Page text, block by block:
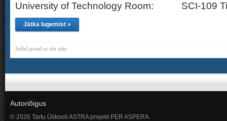
University of Technology Room: SCI-109
Jätka lugemist »
Sellel postil ei ole silte
Autoriõigus
© 2026 Tartu Ülikooli ASTRA projekt PER ASPERA.